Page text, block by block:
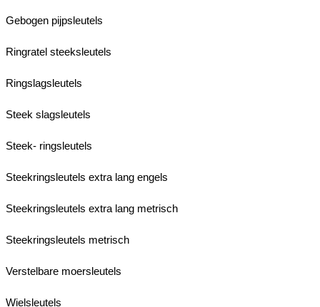
Gebogen pijpsleutels
Ringratel steeksleutels
Ringslagsleutels
Steek slagsleutels
Steek- ringsleutels
Steekringsleutels extra lang engels
Steekringsleutels extra lang metrisch
Steekringsleutels metrisch
Verstelbare moersleutels
Wielsleutels